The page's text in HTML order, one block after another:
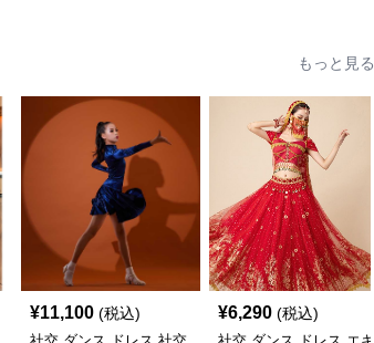
もっと見る
¥11,100 (税込) ¥6,290 (税込)